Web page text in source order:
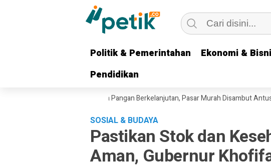
Politik & Pemerintahan Ekonomi &
Pendidikan
Politik & Pemerintahan Ekonomi &
Pendidikan
Intervensi Harga Pangan Berkelanjutan, Pasar Murah Disambut Antusias
SOSIAL & BUDAYA
Pastikan Stok dan
Aman, Gubernur